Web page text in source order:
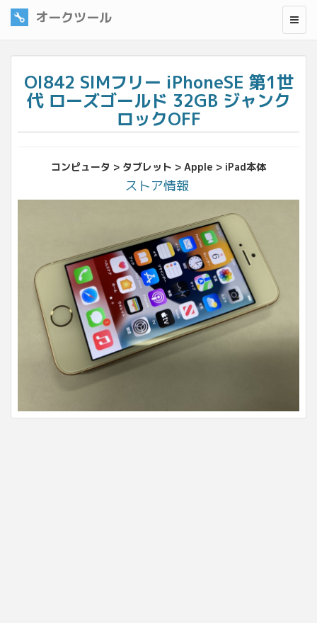
オークツール
OI842 SIMフリー iPhoneSE 第1世
代 ローズゴールド 32GB ジャンク
ロックOFF
コンピュータ > タブレット > Apple > iPad本体
ストア情報